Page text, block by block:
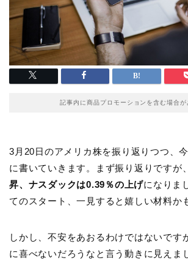
記事内に商品プロモーションを含む場合が
3月20日のアメリカ株を振り返りつつ、
に書いていきます。まず振り返りですが、
昇、ナスダックは0.39％の上げになりま
てのスタート、一見すると嬉しい材料か
しかし、不安をあおるわけではないです
に喜べないだろうなと言う動きに見えま